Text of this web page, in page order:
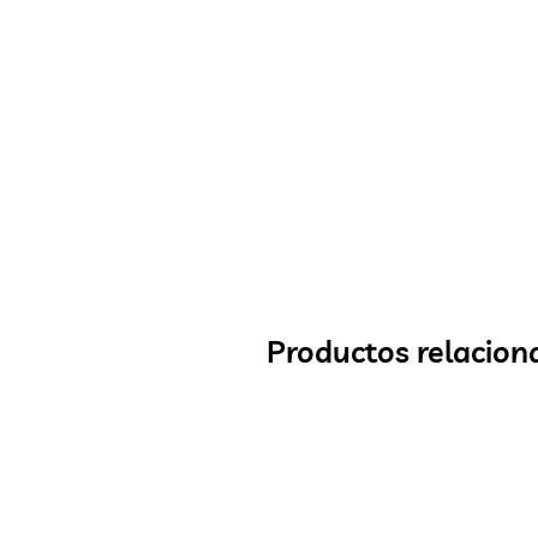
Productos